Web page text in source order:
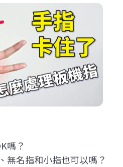
嗎？
無名指和小指也可以嗎？